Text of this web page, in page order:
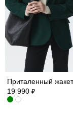
Приталенный жакет
19 990 ₽